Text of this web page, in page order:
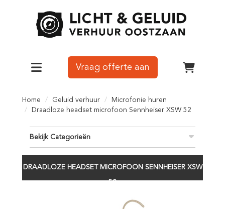
Toggle navigation
Vraag offerte aan
Home Geluid verhuur
Microfonie huren
Draadloze headset microfoon Sennheiser XSW 52
Bekijk Categorieën
DRAADLOZE HEADSET MICROFOON SENNHEISER XSW
52